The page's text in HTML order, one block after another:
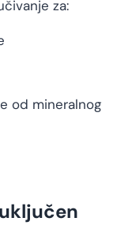
za:
od mineralnog